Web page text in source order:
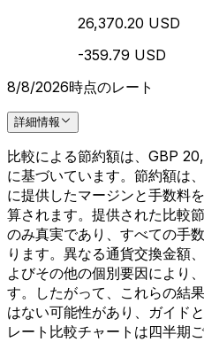
26,370.20 USD
-359.79 USD
8/8/2026時点のレート
詳細情報
比較による節約額は、GBP
に基づいています。節約額は
に提供したマージンと手数料
算されます。提供された比較
のみ真実であり、すべての手
ります。異なる通貨交換金額
よびその他の個別要因により
す。したがって、これらの結
はない可能性があり、ガイド
レート比較チャートは四半期